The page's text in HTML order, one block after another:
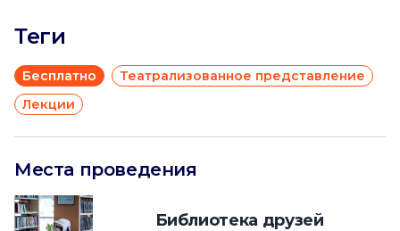
Теги
Бесплатно
Театрализованное представление
Лекции
Места проведения
Библиотека друзей